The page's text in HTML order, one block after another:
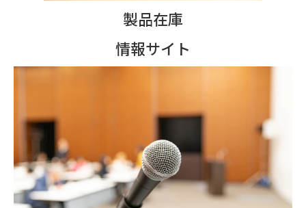
製品在庫
情報サイト